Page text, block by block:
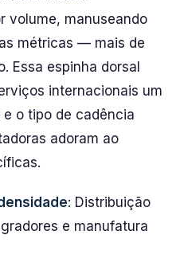
volume, manuseando
métricas — mais de
Essa espinha dorsal
internacionais um
o tipo de cadência
adoram ao
: Distribuição
e manufatura